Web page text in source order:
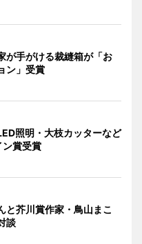
が手がける裁縫箱が「お
ン」受賞
照明・大枝カッターなど
賞受賞
と芥川賞作家・鳥山まこ
談